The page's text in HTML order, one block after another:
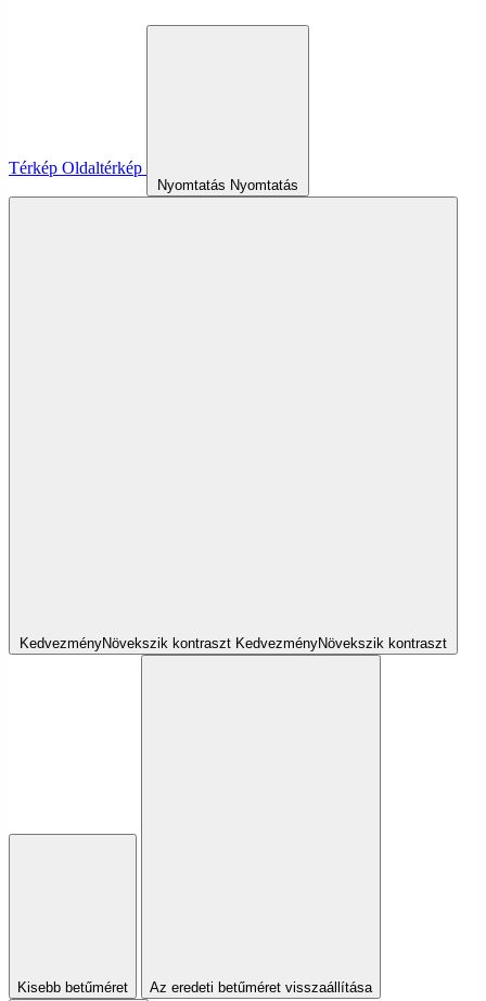
Térkép Oldaltérkép
Nyomtatás Nyomtatás
KedvezményNövekszik kontraszt KedvezményNövekszik kontraszt
Kisebb betűméret Az eredeti betűméret visszaállítása